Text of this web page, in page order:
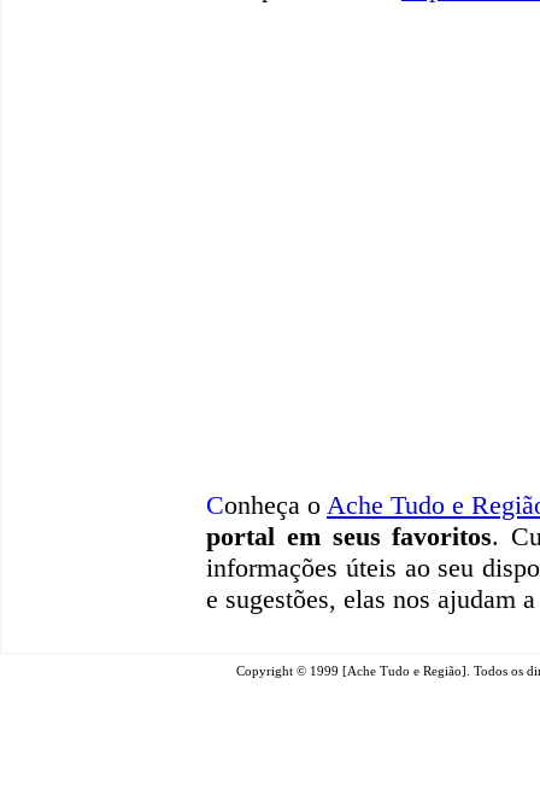
Conheça o Ache Tudo e
portal em seus favoritos.
informações úteis ao seu
e sugestões, elas nos ajudam
Copyright © 1999 [Ache Tudo e Região]. Todos os